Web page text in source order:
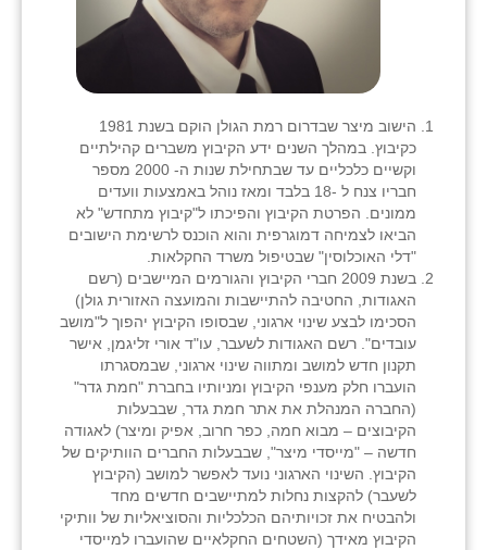
הישוב מיצר שבדרום רמת הגולן הוקם בשנת 1981
כקיבוץ. במהלך השנים ידע הקיבוץ משברים קהילתיים
וקשיים כלכליים עד שבתחילת שנות ה- 2000 מספר
חבריו צנח ל -18 בלבד ומאז נוהל באמצעות וועדים
ממונים. הפרטת הקיבוץ והפיכתו ל"קיבוץ מתחדש" לא
הביאו לצמיחה דמוגרפית והוא הוכנס לרשימת הישובים
"דלי האוכלוסין" שבטיפול משרד החקלאות.
בשנת 2009 חברי הקיבוץ והגורמים המיישבים (רשם
האגודות, החטיבה להתיישבות והמועצה האזורית גולן)
הסכימו לבצע שינוי ארגוני, שבסופו הקיבוץ יהפוך ל"מושב
עובדים". רשם האגודות לשעבר, עו"ד אורי זליגמן, אישר
תקנון חדש למושב ומתווה שינוי ארגוני, שבמסגרתו
הועברו חלק מענפי הקיבוץ ומניותיו בחברת "חמת גדר"
(החברה המנהלת את אתר חמת גדר, שבבעלות
הקיבוצים – מבוא חמה, כפר חרוב, אפיק ומיצר) לאגודה
חדשה – "מייסדי מיצר", שבבעלות החברים הוותיקים של
הקיבוץ. השינוי הארגוני נועד לאפשר למושב (הקיבוץ
לשעבר) להקצות נחלות למתיישבים חדשים מחד
ולהבטיח את זכויותיהם הכלכליות והסוציאליות של וותיקי
הקיבוץ מאידך (השטחים החקלאיים שהועברו למייסדי
מכורה
מנחמיה
נאות הכיכר
נווה אטי״ב
נהריה (אג״ש)
ניר צבי
עין חצבה
עין תמר